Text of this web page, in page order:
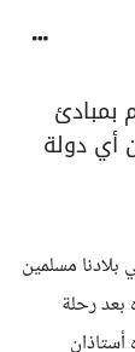
بمبادئ
أي دولة
مسلمين
بعد رحلة